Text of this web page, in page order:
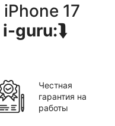
iPhone 17
i-guru:⮯
Честная
гарантия на
работы